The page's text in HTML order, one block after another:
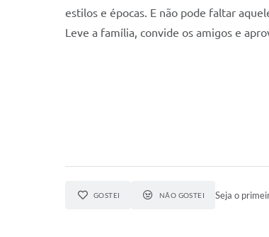
estilos e épocas. E não pode faltar
Leve a família, convide os amigos e
GOSTEI NÃO GOSTEI Seja o